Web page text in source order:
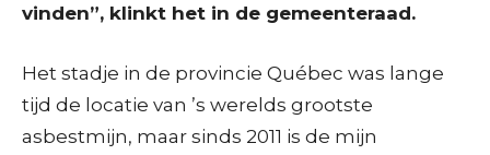
vinden”, klinkt het in de gemeenteraad.
Het stadje in de provincie Québec was lange
tijd de locatie van ’s werelds grootste
asbestmijn, maar sinds 2011 is de mijn